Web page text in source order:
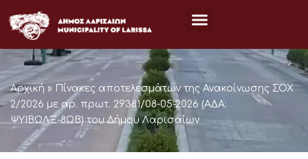
στο
περιεχόμενο
Αρχική »
Πίνακες αποτελεσμάτων της Ανακοίνωσης ΣΟΧ
2/2026 με αρ. πρωτ. 29381/08-05-2026 (ΑΔΑ:
ΨΥΙΒΩΛΞ-8ΩΒ) του Δήμου Λαρισαίων